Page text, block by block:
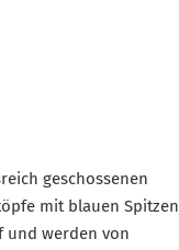
geschossenen
mit blauen Spitzen
und werden von